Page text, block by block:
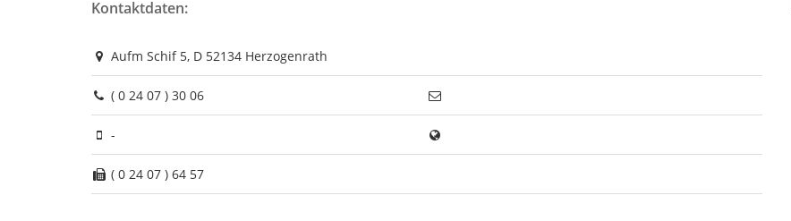
Kontaktdaten:
Aufm Schif 5, D 52134 Herzogenrath
( 0 24 07 ) 30 06
-
( 0 24 07 ) 64 57